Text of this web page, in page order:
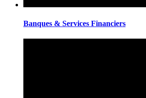
Banques & Services Financiers